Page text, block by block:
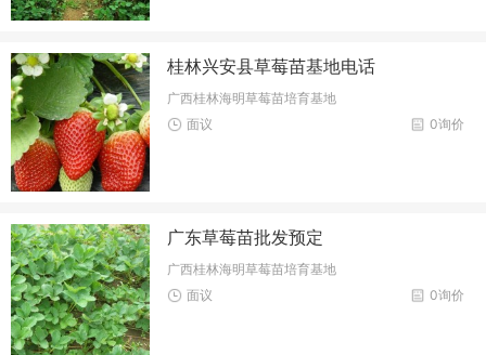
桂林兴安县草莓苗基地电话
广西桂林海明草莓苗培育基地
0询价
面议
广东草莓苗批发预定
广西桂林海明草莓苗培育基地
0询价
面议